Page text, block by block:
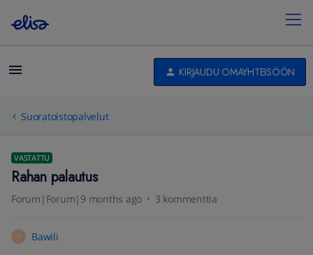
KIRJAUDU OMAYHTEISÖÖN
Suoratoistopalvelut
VASTATTU
Rahan palautus
Forum|Forum|9 months ago 3 kommenttia
B Bawili